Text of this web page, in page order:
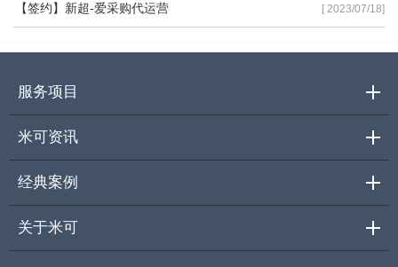
【签约】新超-爱采购代运营 [ 2023/07/18]
服务项目
米可资讯
经典案例
关于米可